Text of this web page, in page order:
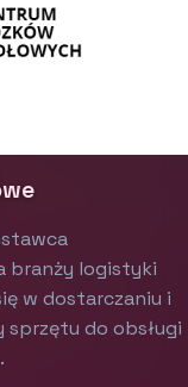
branży logistyki
w dostarczaniu i
sprzętu do obsługi